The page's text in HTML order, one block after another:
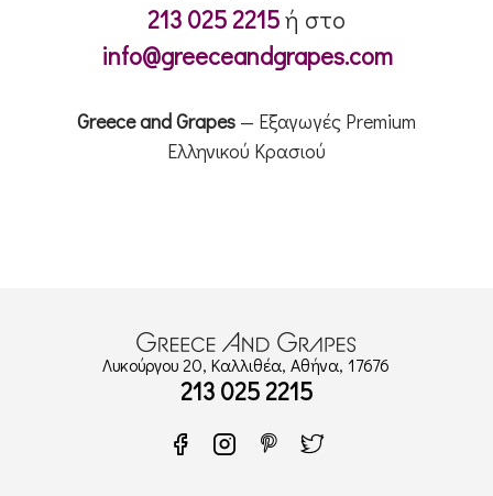
213 025 2215ή στο
info@greeceandgrapes.com
Greece and Grapes — Εξαγωγές Premium
Ελληνικού Κρασιού
Λυκούργου 20, Καλλιθέα, Αθήνα, 17676
213 025 2215